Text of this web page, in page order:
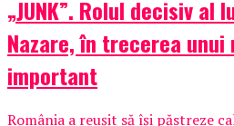
„JUNK”. Rolul decisiv al
Nazare, în trecerea
important
România a reușit să își păstreze